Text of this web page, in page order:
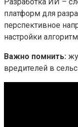
платформ для
перспективное
настройки
Важно помнить:
вредителей в